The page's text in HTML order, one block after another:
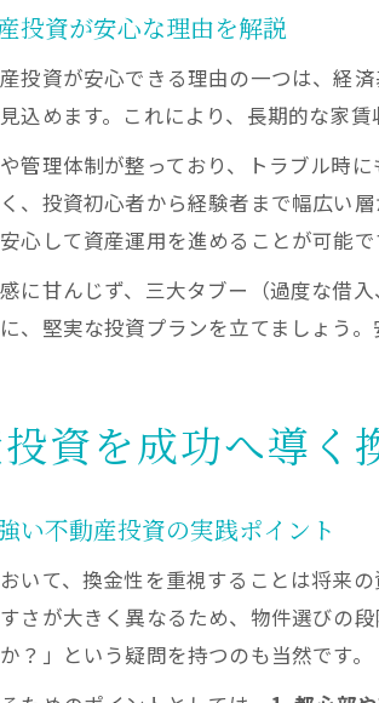
投資が安心な理由を解説
投資が安心できる理由の一つは、経
込めます。これにより、長期的な家
管理体制が整っており、トラブル時
、投資初心者から経験者まで幅広い
心して資産運用を進めることが可能で
に甘んじず、三大タブー（過度な借
、堅実な投資プランを立てましょう
資を成功へ導く
い不動産投資の実践ポイント
いて、換金性を重視することは将来
さが大きく異なるため、物件選びの
？」という疑問を持つのも当然です。